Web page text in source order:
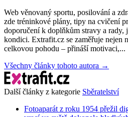
Web věnovaný sportu, posilování a
zde tréninkové plány, tipy na cvičení
doporučení k doplňkům stravy a rady,
kondici. Extrafit.cz se zaměřuje nejen
celkovou pohodu – přináší motivaci,...
Všechny články tohoto autora →
Další články z kategorie Sběratelství
Fotoaparát z roku 1954 přežil